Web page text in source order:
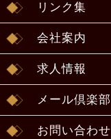
リンク集
会社案内
求人情報
メール倶楽部
お問い合わせ